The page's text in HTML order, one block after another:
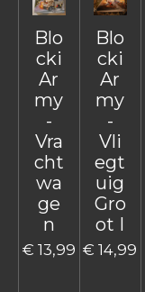
Blo
cki
Ar
my
-
Vra
cht
wa
ge
n
€ 13,99
Blo
cki
Ar
my
-
Vli
egt
uig
Gro
ot I
€ 14,99